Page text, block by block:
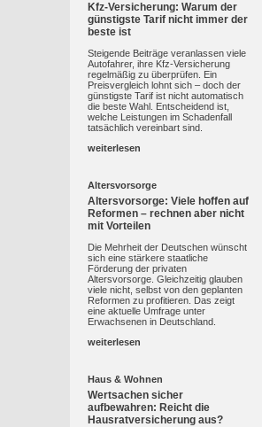
Kfz-Versicherung: Warum der
günstigste Tarif nicht immer der
beste ist
Steigende Beiträge veranlassen viele
Autofahrer, ihre Kfz-Versicherung
regelmäßig zu überprüfen. Ein
Preisvergleich lohnt sich – doch der
günstigste Tarif ist nicht automatisch
die beste Wahl. Entscheidend ist,
welche Leistungen im Schadenfall
tatsächlich vereinbart sind.
weiterlesen
Altersvorsorge
Altersvorsorge: Viele hoffen auf
Reformen – rechnen aber nicht
mit Vorteilen
Die Mehrheit der Deutschen wünscht
sich eine stärkere staatliche
Förderung der privaten
Altersvorsorge. Gleichzeitig glauben
viele nicht, selbst von den geplanten
Reformen zu profitieren. Das zeigt
eine aktuelle Umfrage unter
Erwachsenen in Deutschland.
weiterlesen
Haus & Wohnen
Wertsachen sicher
aufbewahren: Reicht die
Hausratversicherung aus?